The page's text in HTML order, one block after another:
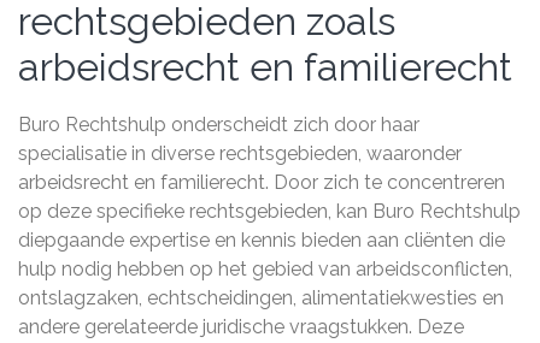
rechtsgebieden zoals
arbeidsrecht en familierecht
Buro Rechtshulp onderscheidt zich door haar
specialisatie in diverse rechtsgebieden, waaronder
arbeidsrecht en familierecht. Door zich te concentreren
op deze specifieke rechtsgebieden, kan Buro Rechtshulp
diepgaande expertise en kennis bieden aan cliënten die
hulp nodig hebben op het gebied van arbeidsconflicten,
ontslagzaken, echtscheidingen, alimentatiekwesties en
andere gerelateerde juridische vraagstukken. Deze